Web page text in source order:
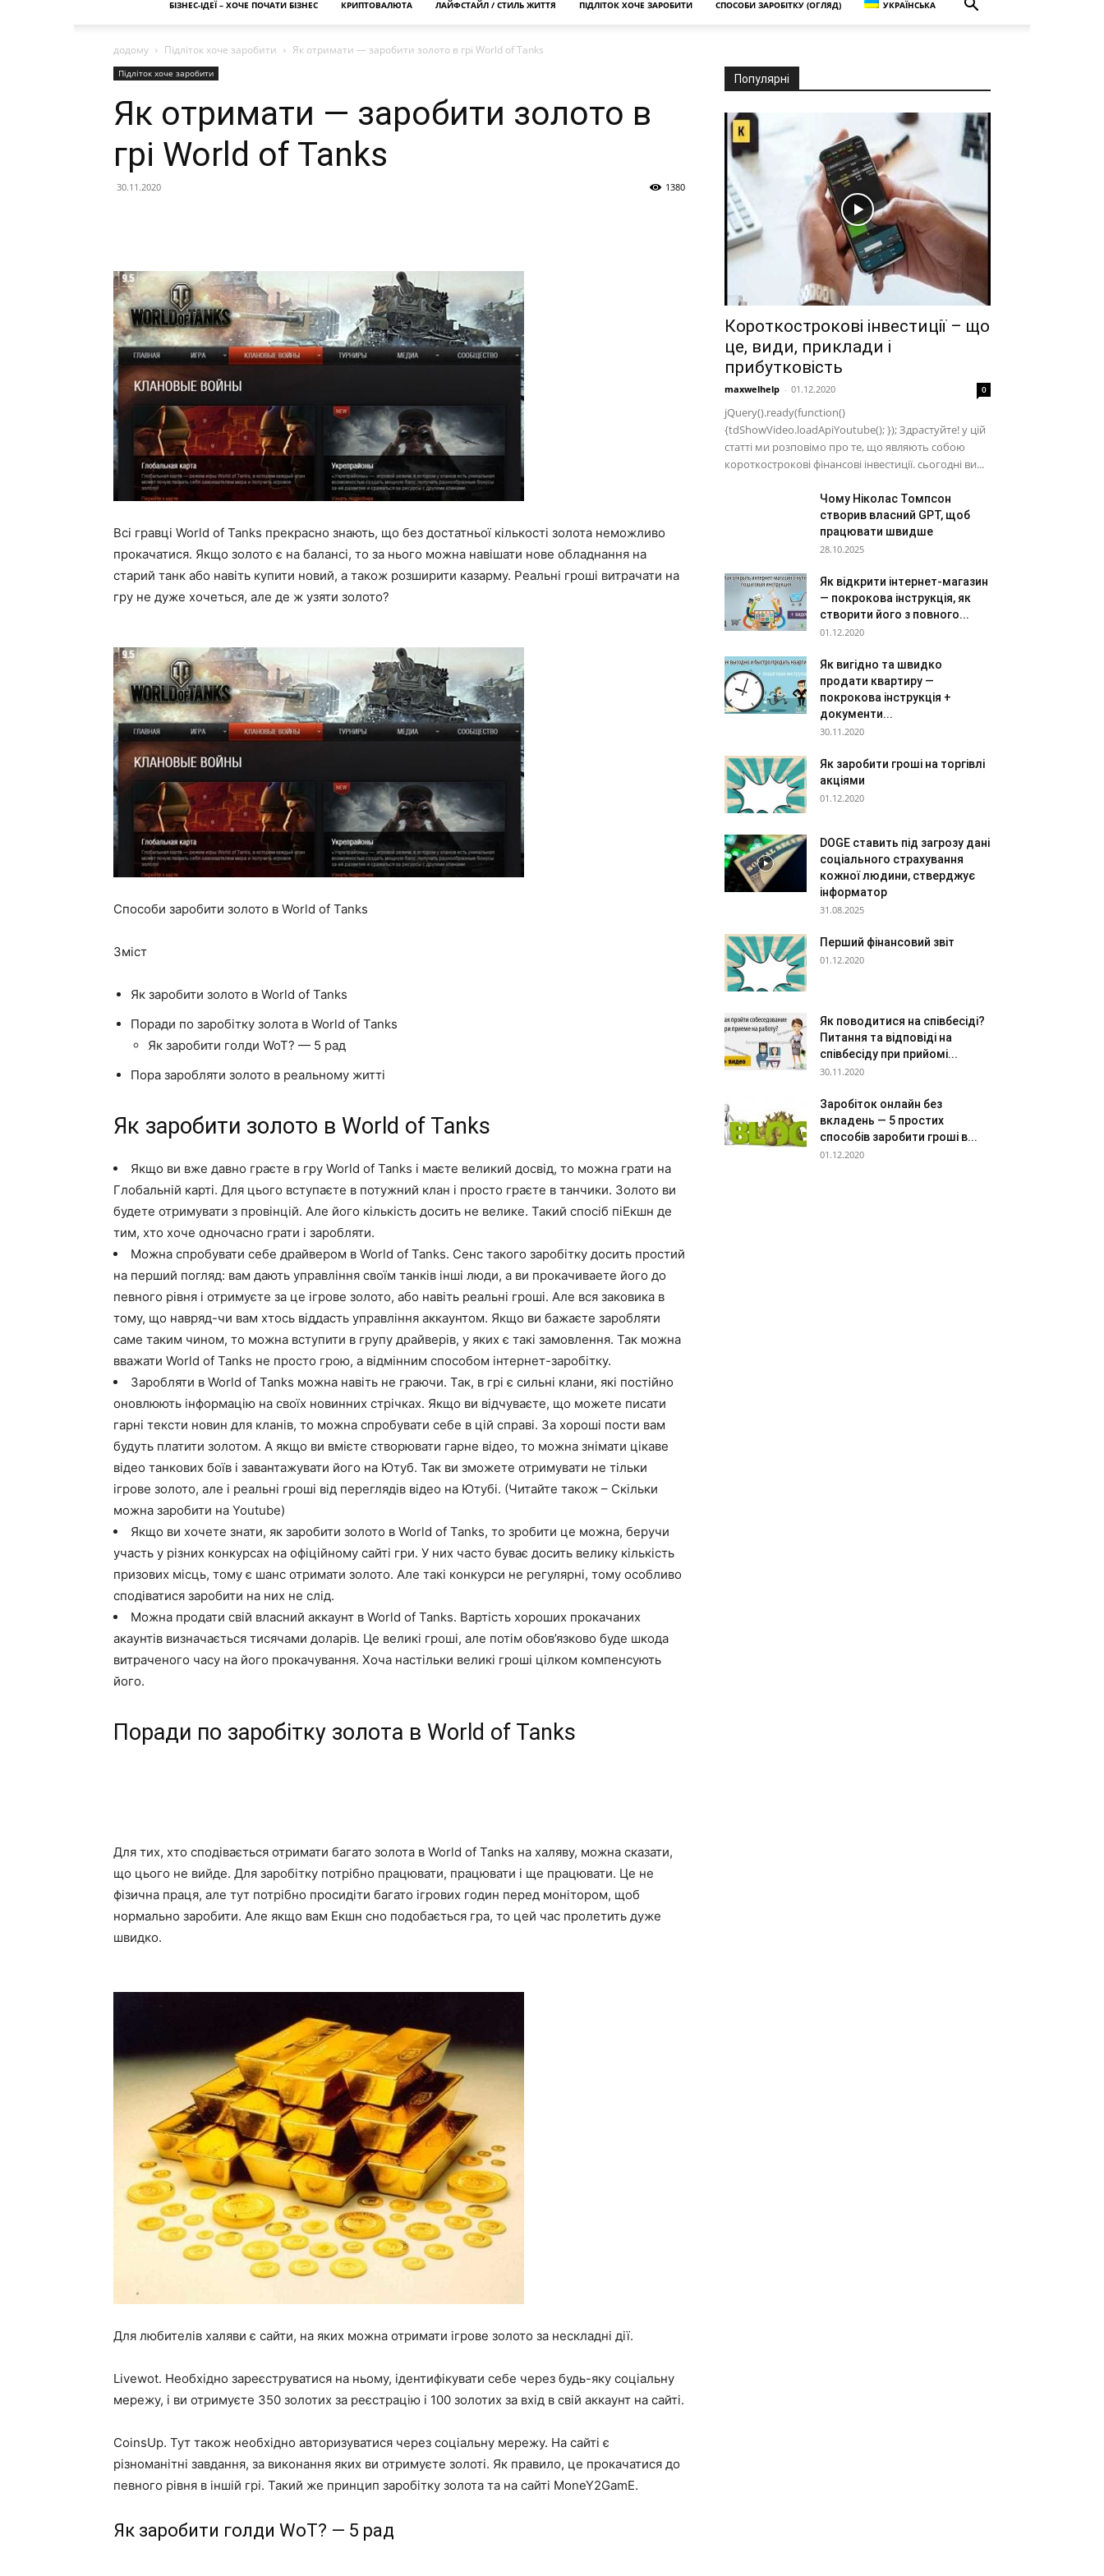
БІЗНЕС-ІДЕЇ – ХОЧЕ ПОЧАТИ БІЗНЕС КРИПТОВАЛЮТА ЛАЙФСТАЙЛ / СТИЛЬ ЖИТТЯ ПІДЛІТОК ХОЧЕ ЗАРОБИТИ СПОСОБИ ЗАРОБІТКУ (ОГЛЯД) УКРАЇНСЬКА
додому Підліток хоче заробити Як отримати — заробити золото в грі World of Tanks
Підліток хоче заробити
Як отримати — заробити золото в
грі World of Tanks
30.11.2020 1380
Всі гравці World of Tanks прекрасно знають, що без достатньої кількості золота неможливо
прокачатися. Якщо золото є на балансі, то за нього можна навішати нове обладнання на
старий танк або навіть купити новий, а також розширити казарму. Реальні гроші витрачати на
гру не дуже хочеться, але де ж узяти золото?
Способи заробити золото в World of Tanks
Зміст
Як заробити золото в World of Tanks
Поради по заробітку золота в World of Tanks
Як заробити голди WoT? — 5 рад
Пора заробляти золото в реальному житті
Як заробити золото в World of Tanks
Якщо ви вже давно граєте в гру World of Tanks і маєте великий досвід, то можна грати на
Глобальній карті. Для цього вступаєте в потужний клан і просто граєте в танчики. Золото ви
будете отримувати з провінцій. Але його кількість досить не велике. Такий спосіб піЕкшн де
тим, хто хоче одночасно грати і заробляти.
Можна спробувати себе драйвером в World of Tanks. Сенс такого заробітку досить простий
на перший погляд: вам дають управління своїм танків інші люди, а ви прокачиваете його до
певного рівня і отримуєте за це ігрове золото, або навіть реальні гроші. Але вся заковика в
тому, що навряд-чи вам хтось віддасть управління аккаунтом. Якщо ви бажаєте заробляти
саме таким чином, то можна вступити в групу драйверів, у яких є такі замовлення. Так можна
вважати World of Tanks не просто грою, а відмінним способом інтернет-заробітку.
Заробляти в World of Tanks можна навіть не граючи. Так, в грі є сильні клани, які постійно
оновлюють інформацію на своїх новинних стрічках. Якщо ви відчуваєте, що можете писати
гарні тексти новин для кланів, то можна спробувати себе в цій справі. За хороші пости вам
будуть платити золотом. А якщо ви вмієте створювати гарне відео, то можна знімати цікаве
відео танкових боїв і завантажувати його на Ютуб. Так ви зможете отримувати не тільки
ігрове золото, але і реальні гроші від переглядів відео на Ютубі. (Читайте також – Скільки
можна заробити на Youtube)
Якщо ви хочете знати, як заробити золото в World of Tanks, то зробити це можна, беручи
участь у різних конкурсах на офіційному сайті гри. У них часто буває досить велику кількість
призових місць, тому є шанс отримати золото. Але такі конкурси не регулярні, тому особливо
сподіватися заробити на них не слід.
Можна продати свій власний аккаунт в World of Tanks. Вартість хороших прокачаних
акаунтів визначається тисячами доларів. Це великі гроші, але потім обов’язково буде шкода
витраченого часу на його прокачування. Хоча настільки великі гроші цілком компенсують
його.
Поради по заробітку золота в World of Tanks
Для тих, хто сподівається отримати багато золота в World of Tanks на халяву, можна сказати,
що цього не вийде. Для заробітку потрібно працювати, працювати і ще працювати. Це не
фізична праця, але тут потрібно просидіти багато ігрових годин перед монітором, щоб
нормально заробити. Але якщо вам Екшн сно подобається гра, то цей час пролетить дуже
швидко.
Для любителів халяви є сайти, на яких можна отримати ігрове золото за нескладні дії.
Livewot. Необхідно зареєструватися на ньому, ідентифікувати себе через будь-яку соціальну
мережу, і ви отримуєте 350 золотих за реєстрацію і 100 золотих за вхід в свій аккаунт на сайті.
CoinsUp. Тут також необхідно авторизуватися через соціальну мережу. На сайті є
різноманітні завдання, за виконання яких ви отримуєте золоті. Як правило, це прокачатися до
певного рівня в іншій грі. Такий же принцип заробітку золота та на сайті MoneY2GamE.
Як заробити голди WoT? — 5 рад
Популярні
Короткострокові інвестиції – що
це, види, приклади і
прибутковість
maxwelhelp - 01.12.2020 0
jQuery().ready(function()
{tdShowVideo.loadApiYoutube(); }); Здрастуйте! у цій
статті ми розповімо про те, що являють собою
короткострокові фінансові інвестиції. сьогодні ви...
Чому Ніколас Томпсон
створив власний GPT, щоб
працювати швидше
28.10.2025
Як відкрити інтернет-магазин
— покрокова інструкція, як
створити його з повного...
01.12.2020
Як вигідно та швидко
продати квартиру —
покрокова інструкція +
документи...
30.11.2020
Як заробити гроші на торгівлі
акціями
01.12.2020
DOGE ставить під загрозу дані
соціального страхування
кожної людини, стверджує
інформатор
31.08.2025
Перший фінансовий звіт
01.12.2020
Як поводитися на співбесіді?
Питання та відповіді на
співбесіду при прийомі...
30.11.2020
Заробіток онлайн без
вкладень — 5 простих
способів заробити гроші в...
01.12.2020